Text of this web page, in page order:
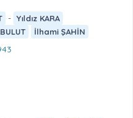
- Yıldız KARA
İlhami ŞAHİN